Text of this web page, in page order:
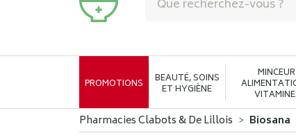
PROMOTIONS BEAUTÉ, SOINS
ET HYGIÈNE
Pharmacies Clabots & De Lillois Biosana